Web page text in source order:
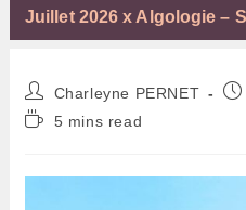
Juillet 2026 x Algologie –
Auteur/autrice
de
la
Charleyne PERNET
Temps5 mins read